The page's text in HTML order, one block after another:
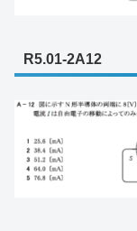
R5.01-2A12